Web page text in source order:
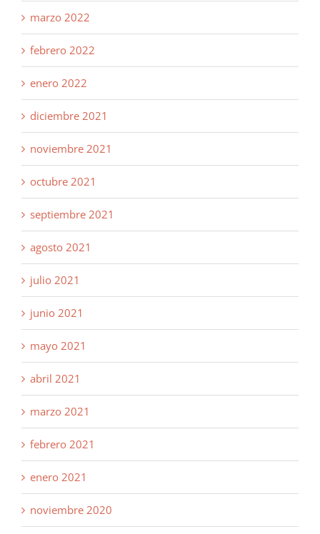
marzo 2022
febrero 2022
enero 2022
diciembre 2021
noviembre 2021
octubre 2021
septiembre 2021
agosto 2021
julio 2021
junio 2021
mayo 2021
abril 2021
marzo 2021
febrero 2021
enero 2021
noviembre 2020